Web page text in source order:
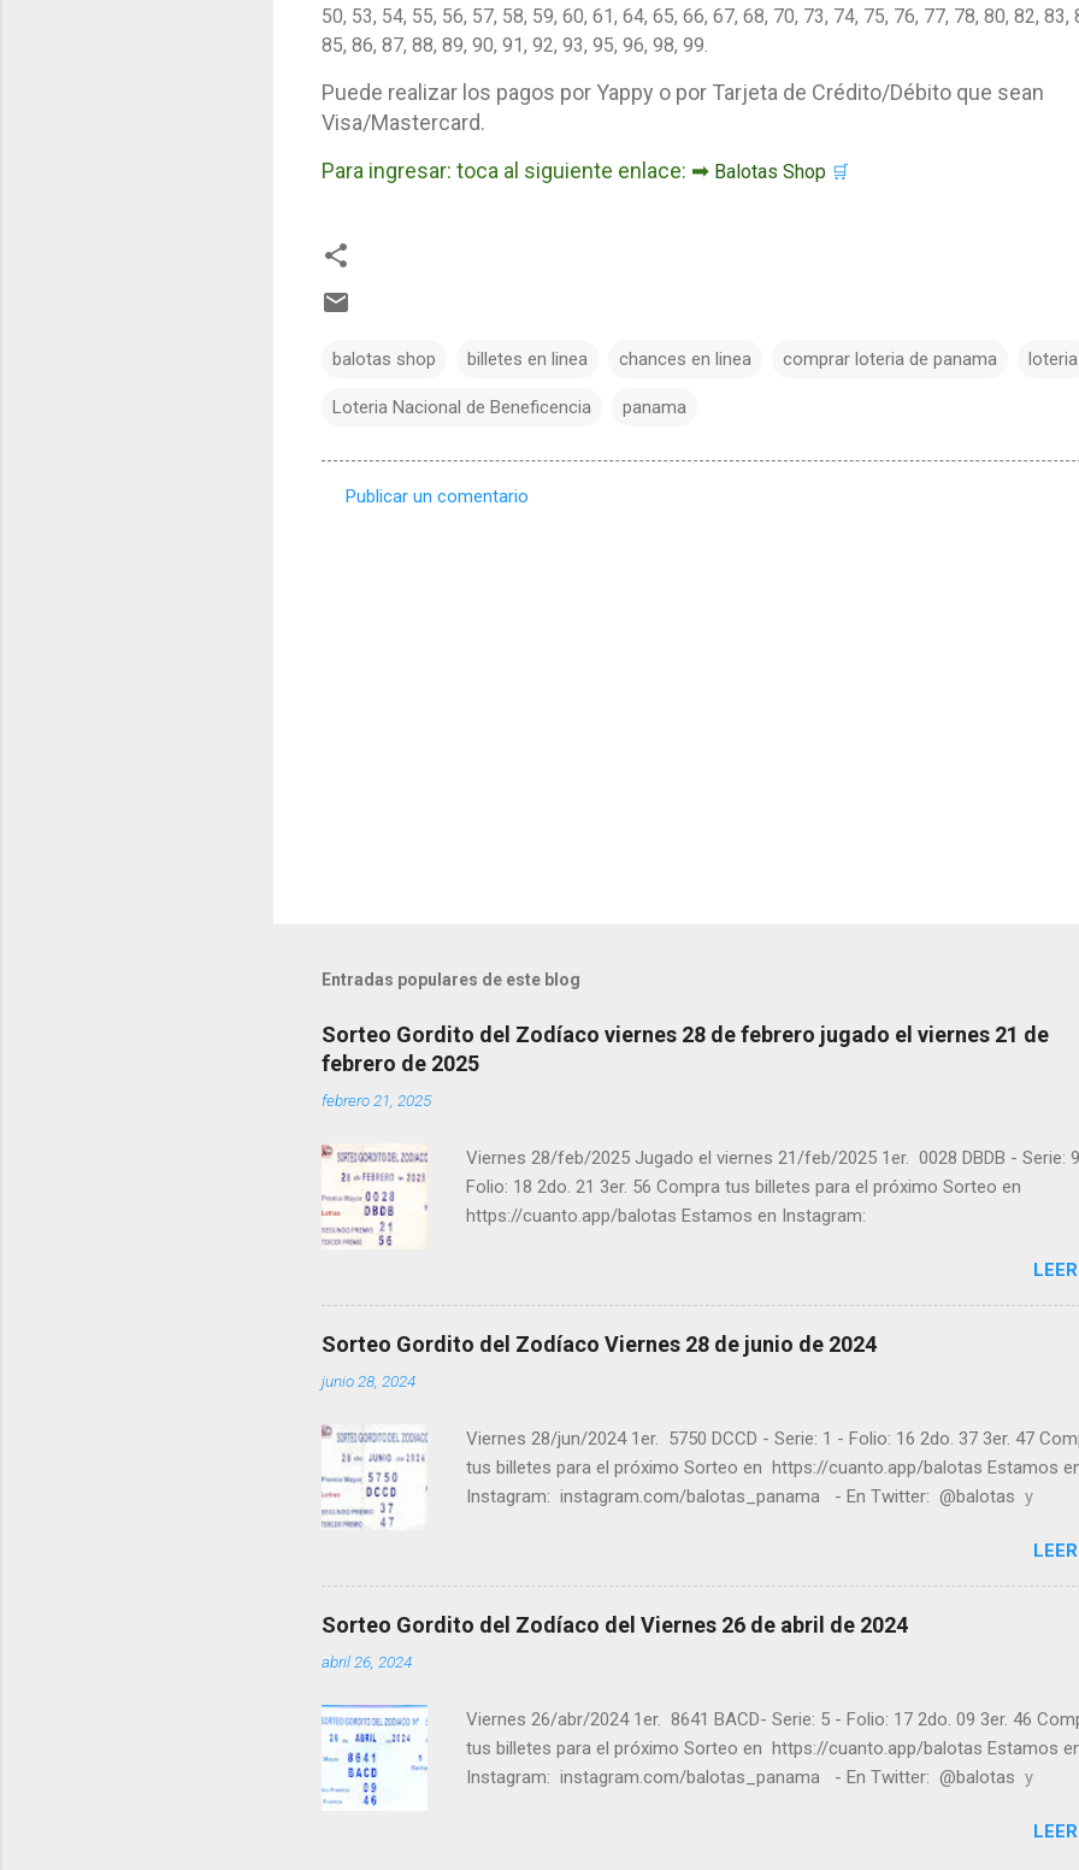
50, 53, 54, 55, 56, 57, 58, 59, 60, 61, 64, 65, 66, 67, 68, 70, 73, 74, 75, 76, 77, 78, 80, 82, 83,
85, 86, 87, 88, 89, 90, 91, 92, 93, 95, 96, 98, 99.
Puede realizar los pagos por Yappy o por Tarjeta de Crédito/Débito que sean
Visa/Mastercard.
Para ingresar: toca al siguiente enlace: ➡ Balotas Shop 🛒
balotas shop billetes en linea chances en linea comprar loteria de panama loteria
Loteria Nacional de Beneficencia panama
Publicar un comentario
Entradas populares de este blog
Sorteo Gordito del Zodíaco viernes 28 de febrero jugado el viernes 21 de
febrero de 2025
febrero 21, 2025
Viernes 28/feb/2025 Jugado el viernes 21/feb/2025 1er. 0028 DBDB - Serie:
Folio: 18 2do. 21 3er. 56 Compra tus billetes para el próximo Sorteo en
https://cuanto.app/balotas Estamos en Instagram:
facebook.com/balotas Pruebe su suerte en las mejores loterías millonarias
una forma segura y legal recomendado clic a: goo.gl/5Y2qt Felicidades a
los ganadores ! y a los que no ganaron "Buena Suerte" para el próximo sorteo,
recuerden visitarnos en balotas.com para conocer los datos que le ayudaran
Sorteo Gordito del Zodíaco Viernes 28 de junio de 2024
junio 28, 2024
Viernes 28/jun/2024 1er. 5750 DCCD - Serie: 1 - Folio: 16 2do. 37 3er. 47
tus billetes para el próximo Sorteo en https://cuanto.app/balotas Estamos
Instagram: instagram.com/balotas_panama - En Twitter: @balotas y
millonarias y de una forma segura y legal recomendado clic a: goo.gl/5Y2qt
Felicidades a todos los ganadores ! y a los que no ganaron "Buena Suerte"
próximo sorteo, recuerden visitarnos en balotas.com para conocer los datos
Sorteo Gordito del Zodíaco del Viernes 26 de abril de 2024
abril 26, 2024
Viernes 26/abr/2024 1er. 8641 BACD- Serie: 5 - Folio: 17 2do. 09 3er. 46
tus billetes para el próximo Sorteo en https://cuanto.app/balotas Estamos
Instagram: instagram.com/balotas_panama - En Twitter: @balotas y
millonarias y de una forma segura y legal recomendado clic a: goo.gl/5Y2qt